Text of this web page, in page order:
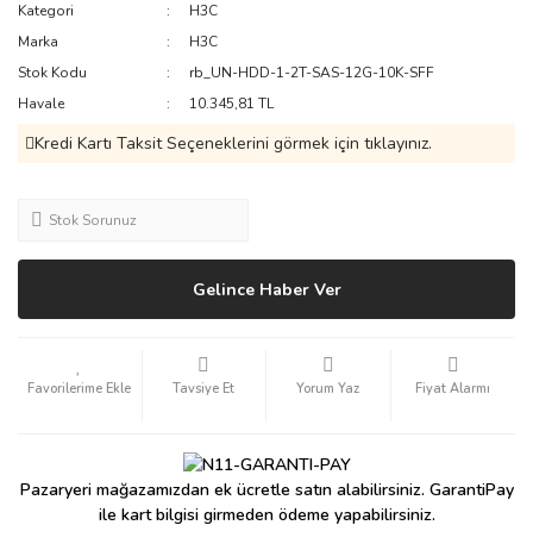
Kategori
H3C
Marka
H3C
Stok Kodu
rb_UN-HDD-1-2T-SAS-12G-10K-SFF
Havale
10.345,81 TL
Kredi Kartı Taksit Seçeneklerini görmek için tıklayınız.
Stok Sorunuz
Gelince Haber Ver
Tavsiye Et Yorum Yaz Fiyat Alarmı
Pazaryeri mağazamızdan ek ücretle satın alabilirsiniz. GarantiPay
ile kart bilgisi girmeden ödeme yapabilirsiniz.